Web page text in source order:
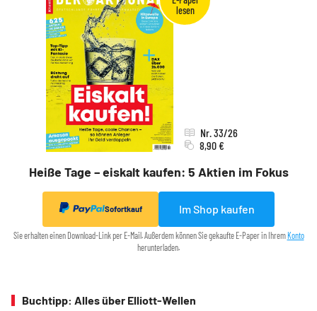
Heiße Tage – eiskalt kaufen: 5 Aktien im Fokus
Nr. 33/26
8,90 €
Sofortkauf Im Shop kaufen
Sie erhalten einen Download-Link per E-Mail. Außerdem können Sie gekaufte E-Paper in Ihrem Konto
herunterladen.
Buchtipp: Alles über Elliott-Wellen